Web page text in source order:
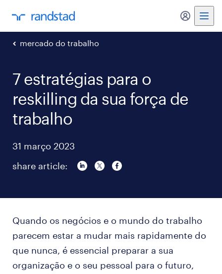
my
mercado do trabalho
7 estratégias para o
reskilling da sua força de
trabalho
31 março 2023
share article:
Quando os negócios e o mundo do trabalho
parecem estar a mudar mais rapidamente do
que nunca, é essencial preparar a sua
organização e o seu pessoal para o futuro,